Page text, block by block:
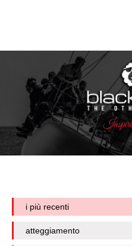
i più recenti
atteggiamento